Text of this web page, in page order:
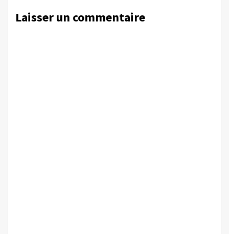
Laisser un commentaire